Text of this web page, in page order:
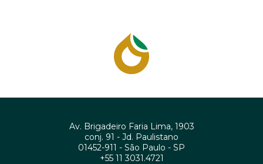
Av. Brigadeiro Faria Lima, 1903
conj. 91 - Jd. Paulistano
01452-911 - São Paulo - SP
+55 11 3031.4721